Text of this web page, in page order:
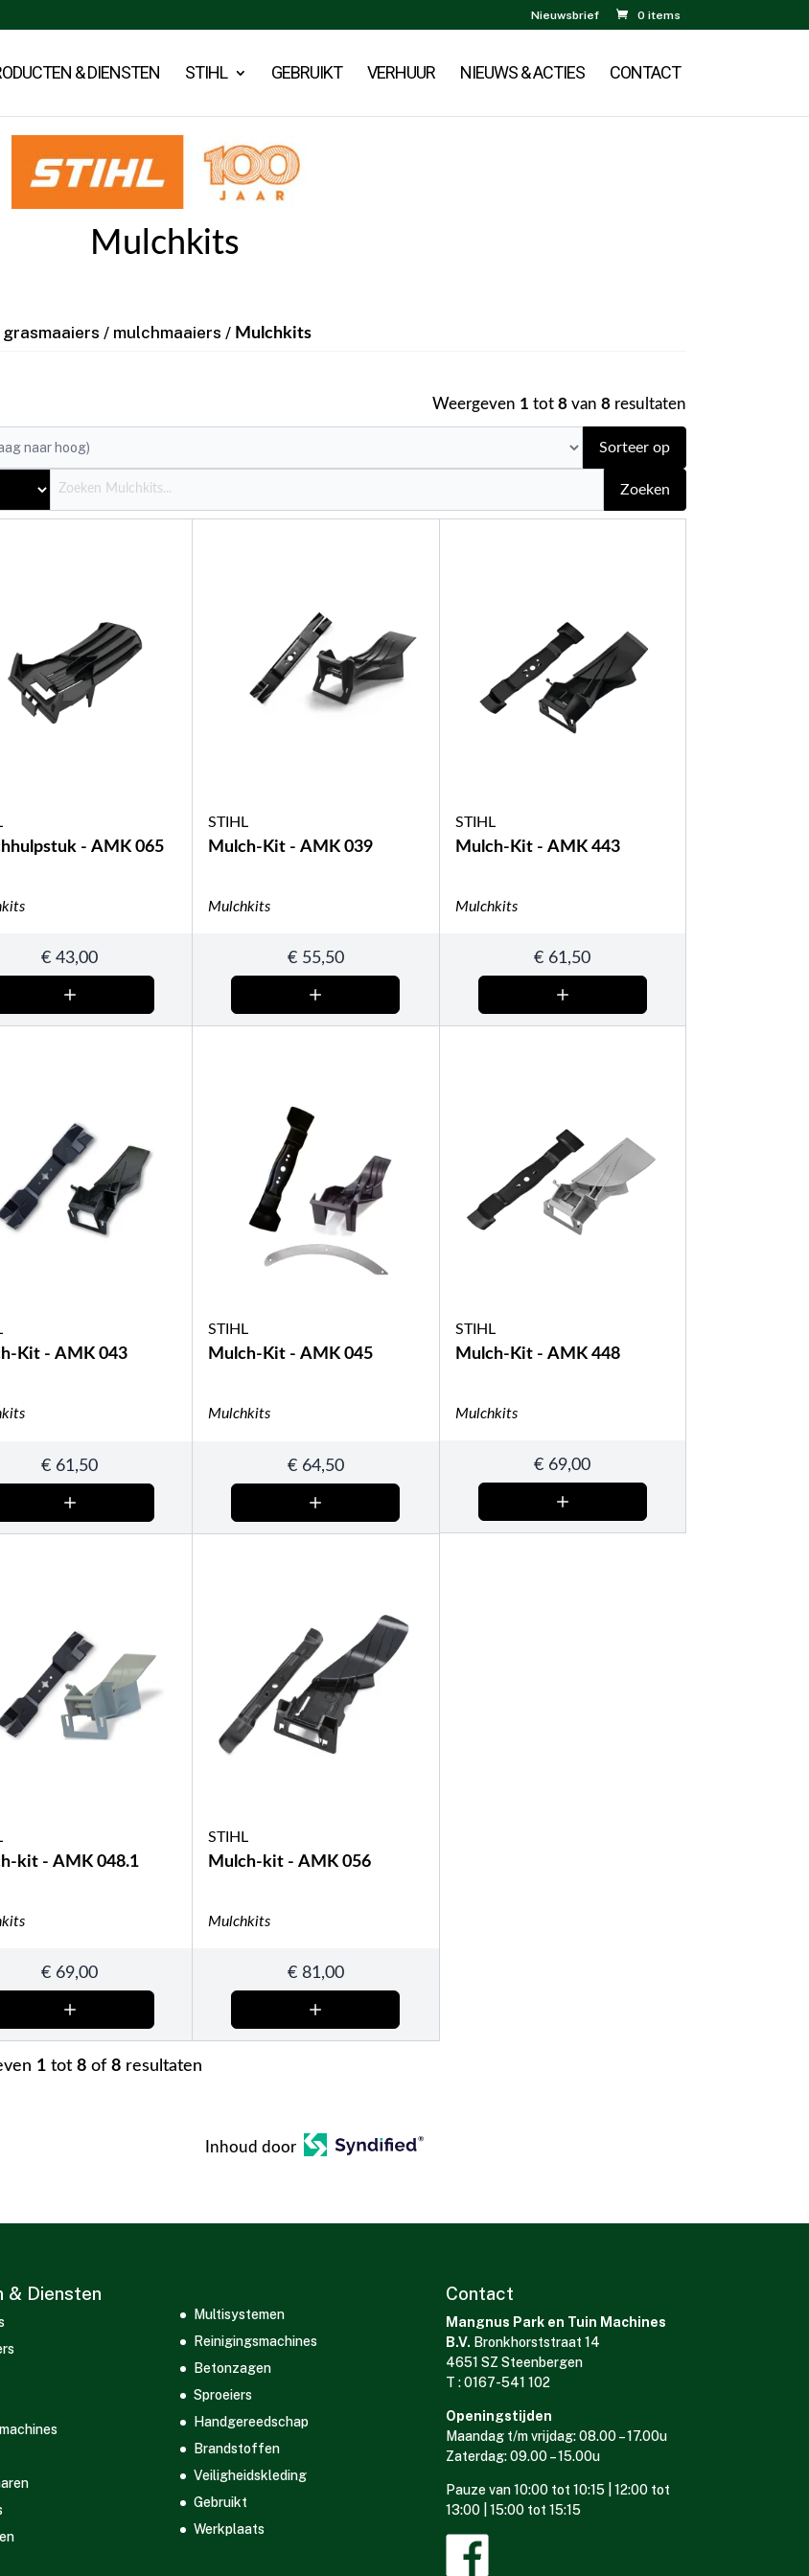
Nieuwsbrief 0 items
& DIENSTEN STIHL GEBRUIKT VERHUUR NIEUWS & ACTIES CONTACT
Mulchkits
/ mulchmaaiers / Mulchkits
Weergeven 1 tot 8 van 8 resultaten
Sorteer op
Zoeken
- AMK 065
€ 43,00
STIHL
Mulch-Kit - AMK 039
Mulchkits
€55,50
STIHL
Mulch-Kit - AMK 443
Mulchkits
€ 61,50
Kit - AMK 043
€ 61,50
STIHL
Mulch-Kit - AMK 045
Mulchkits
€64,50
STIHL
Mulch-Kit - AMK 448
Mulchkits
€ 69,00
kit - AMK 048.1
€ 69,00
STIHL
Mulch-kit - AMK 056
Mulchkits
€81,00
1 tot 8 of 8 resultaten
Inhoud door
& Diensten
Multisystemen
Reinigingsmachines
Betonzagen
Sproeiers
Handgereedschap
Brandstoffen
Veiligheidskleding
Gebruikt
Werkplaats
Contact
Mangnus Park en Tuin Machines
B.V. Bronkhorststraat 14
4651 SZ Steenbergen
T : 0167-541 102
Openingstijden
Maandag t/m vrijdag: 08.00 – 17.00u
Zaterdag: 09.00 – 15.00u
Pauze van 10:00 tot 10:15 | 12:00 tot
13:00 | 15:00 tot 15:15